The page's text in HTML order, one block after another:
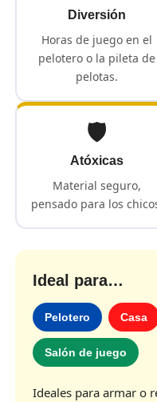
Diversión
Horas de juego en el
pelotero o la pileta de
pelotas.
🛡️
Atóxicas
Material seguro,
pensado para los
Ideal para…
Pelotero Casa
Salón de juego
Ideales para armar o